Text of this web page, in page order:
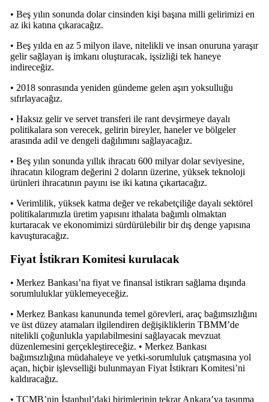
• Beş yılın sonunda dolar cinsinden kişi başına milli gelirimizi en
az iki katına çıkaracağız.
• Beş yılda en az 5 milyon ilave, nitelikli ve insan onuruna yaraşır
gelir sağlayan iş imkanı oluşturacak, işsizliği tek haneye
indireceğiz.
• 2018 sonrasında yeniden gündeme gelen aşırı yoksulluğu
sıfırlayacağız.
• Haksız gelir ve servet transferi ile rant devşirmeye dayalı
politikalara son verecek, gelirin bireyler, haneler ve bölgeler
arasında adil ve dengeli dağılımını sağlayacağız.
• Beş yılın sonunda yıllık ihracatı 600 milyar dolar seviyesine,
ihracatın kilogram değerini 2 doların üzerine, yüksek teknoloji
ürünleri ihracatının payını ise iki katına çıkartacağız.
• Verimlilik, yüksek katma değer ve rekabetçiliğe dayalı sektörel
politikalarımızla üretim yapısını ithalata bağımlı olmaktan
kurtaracak ve ekonomimizi sürdürülebilir bir dış denge yapısına
kavuşturacağız.
Fiyat İstikrarı Komitesi kurulacak
• Merkez Bankası’na fiyat ve finansal istikrarı sağlama dışında
sorumluluklar yüklemeyeceğiz.
• Merkez Bankası kanununda temel görevleri, araç bağımsızlığını
ve üst düzey atamaları ilgilendiren değişikliklerin TBMM’de
nitelikli çoğunlukla yapılabilmesini sağlayacak mevzuat
düzenlemesini gerçekleştireceğiz. • Merkez Bankası
bağımsızlığına müdahaleye ve yetki-sorumluluk çatışmasına yol
açan, hiçbir işlevselliği bulunmayan Fiyat İstikrarı Komitesi’ni
kaldıracağız.
• TCMB’nin İstanbul’daki birimlerinin tekrar Ankara’ya taşınma